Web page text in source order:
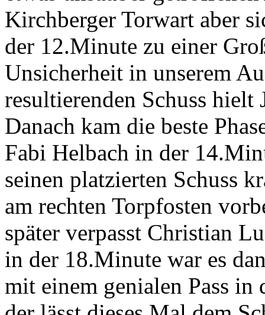
Kirchberger Torwart aber
der 12.Minute zu einer
Unsicherheit in unserem
resultierenden Schuss hielt
Danach kam die beste
Fabi Helbach in der
seinen platzierten Schuss
am rechten Torpfosten
später verpasst Christian
in der 18.Minute war es
mit einem genialen Pass